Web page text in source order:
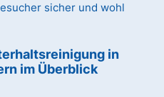
sicher und wohl
in
im Überblick